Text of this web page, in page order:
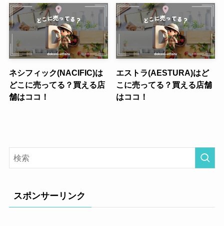
ネシフィック(NACIFIC)は
どこに売ってる？買える店
舗はココ！
エストラ(AESTURA)はど
こに売ってる？買える店舗
はココ！
スポンサーリンク